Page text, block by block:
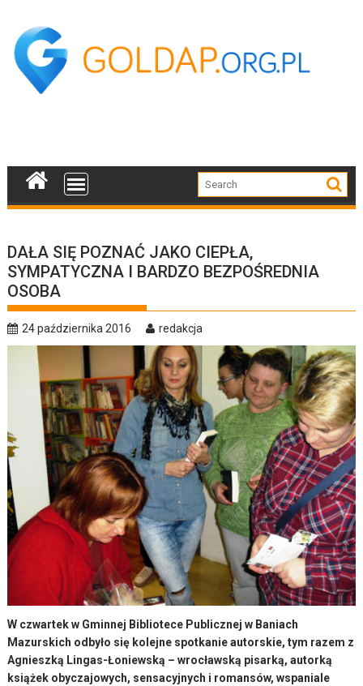
content
DAŁA SIĘ POZNAĆ JAKO CIEPŁA,
SYMPATYCZNA I BARDZO BEZPOŚREDNIA
OSOBA
24 października 2016 redakcja
W czwartek w Gminnej Bibliotece Publicznej w Baniach
Mazurskich odbyło się kolejne spotkanie autorskie, tym razem z
Agnieszką Lingas-Łoniewską – wrocławską pisarką, autorką
książek obyczajowych, sensacyjnych i romansów, wspaniale